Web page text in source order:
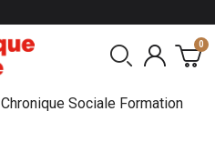
Chronique Sociale Formation